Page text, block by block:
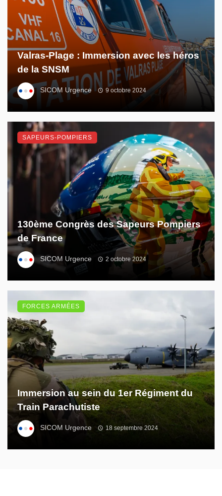
Valras-Plage : Immersion avec les héros
de la SNSM
SICOM Urgence 9 octobre 2024
130ème Congrès des Sapeurs Pompiers
de France
SICOM Urgence 2 octobre 2024
SAPEURS-POMPIERS
Immersion au sein du 1er Régiment du
Train Parachutiste
SICOM Urgence 18 septembre 2024
FORCES ARMÉES